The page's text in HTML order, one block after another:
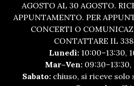
AGOSTO AL 30 AGOSTO.
APPUNTAMENTO. PER
CONCERTI O
CONTATTARE IL
Lunedì: 10:00–13:30,
Mar–Ven:09:30–13:30,
Sabato: chiuso, si riceve